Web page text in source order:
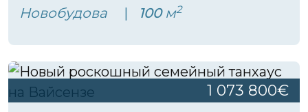
Новобудова 100м2
1 073 800€